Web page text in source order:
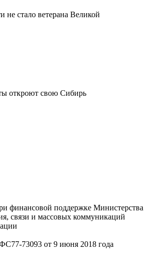
не стало ветерана Великой
откроют свою Сибирь
финансовой поддержке Министерства
связи и массовых коммуникаций
73093 от 9 июня 2018 года